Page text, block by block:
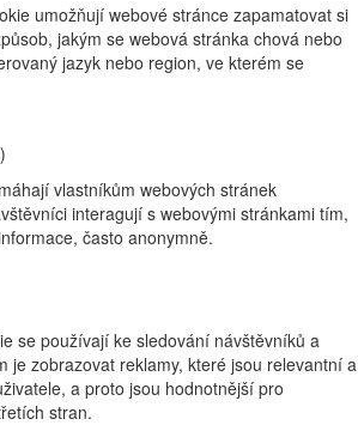
umožňují webové stránce zapamatovat si
jakým se webová stránka chová nebo
jazyk nebo region, ve kterém se
vlastníkům webových stránek
interagují s webovými stránkami tím,
často anonymně.
se používají ke sledování návštěvníků a
je zobrazovat reklamy, které jsou relevantní a
a proto jsou hodnotnější pro
stran.